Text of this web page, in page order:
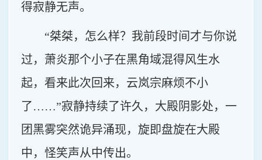
得寂静无声。
“桀桀，怎么样？我前段时间才与你说
过，萧炎那个小子在黑角域混得风生水
起，看来此次回来，云岚宗麻烦不小
了……”寂静持续了许久，大殿阴影处，一
团黑雾突然诡异涌现，旋即盘旋在大殿
中，怪笑声从中传出。